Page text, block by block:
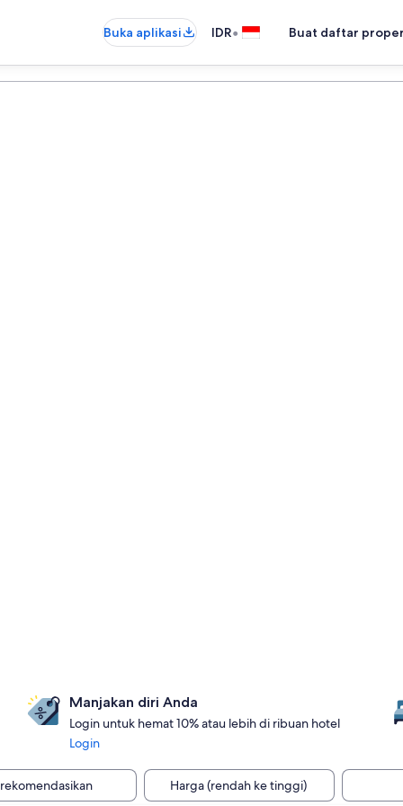
Buka aplikasi IDR• Buat daftar
Manjakan diri Anda
Login untuk hemat 10% atau lebih di ribuan hotel
Login
Harga (rendah ke tinggi)